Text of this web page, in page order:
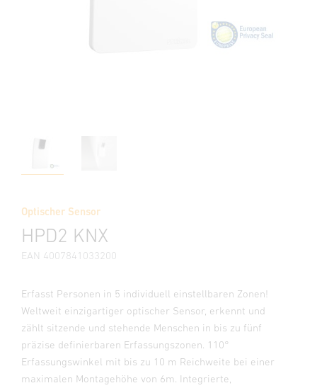
Optischer Sensor
HPD2 KNX
EAN 4007841033200
Erfasst Personen in 5 individuell einstellbaren Zonen!
Weltweit einzigartiger optischer Sensor, erkennt und
zählt sitzende und stehende Menschen in bis zu fünf
präzise definierbaren Erfassungszonen. 110°
Erfassungswinkel mit bis zu 10 m Reichweite bei einer
maximalen Montagehöhe von 6m. Integrierte,